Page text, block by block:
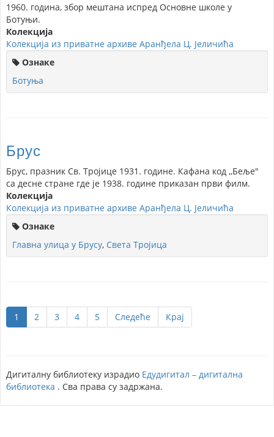
1960. година, збор мештана испред Основне школе у
Ботуњи.
Колекција
Колекција из приватне архиве Аранђела Ц. Јеличића
Ознаке
Ботуња
Брус
Брус, празник Св. Тројице 1931. године. Кафана код ,,Беље"
са десне стране где је 1938. године приказан први филм.
Колекција
Колекција из приватне архиве Аранђела Ц. Јеличића
Ознаке
Главна улица у Брусу, Света Тројица
1 2 3 4 5 Следеће Крај
Дигиталну библиотеку израдио Едудигитал – дигитална
библиотека . Сва права су задржана.